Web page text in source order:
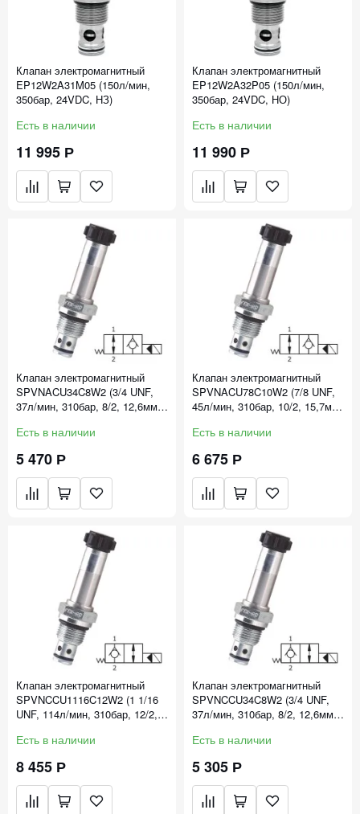
Клапан электромагнитный
EP12W2A31M05 (150л/мин,
350бар, 24VDC, НЗ)
Есть в наличии
11 995 Р
Клапан электромагнитный
EP12W2A32P05 (150л/мин,
350бар, 24VDC, НО)
Есть в наличии
11 990 Р
Клапан электромагнитный
SPVNACU34C8W2 (3/4 UNF,
37л/мин, 310бар, 8/2, 12,6мм,
Есть в наличии
5 470 Р
Клапан электромагнитный
SPVNACU78C10W2 (7/8 UNF,
45л/мин, 310бар, 10/2, 15,7мм,
Есть в наличии
6 675 Р
Клапан электромагнитный
SPVNCCU1116C12W2 (1 1/16
UNF, 114л/мин, 310бар, 12/2,
Есть в наличии
8 455 Р
Клапан электромагнитный
SPVNCCU34C8W2 (3/4 UNF,
37л/мин, 310бар, 8/2, 12,6мм,
Есть в наличии
5 305 Р